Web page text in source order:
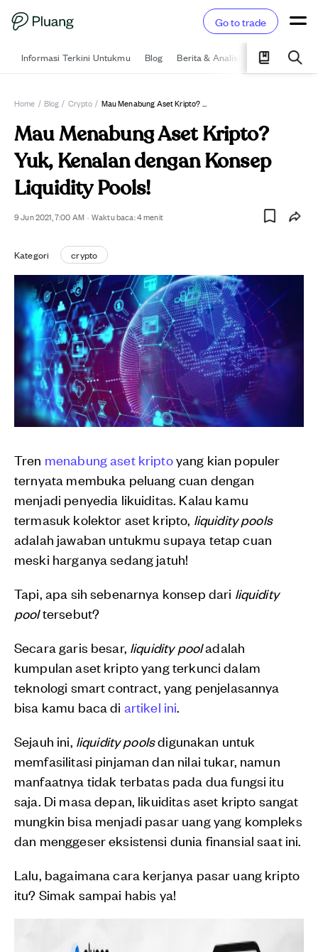
Go to trade
Informasi Terkini Untukmu Blog Berita & Analisis Pelajari
Home / Blog / Crypto / Mau Menabung Aset Kripto? Yuk, Kenalan Dengan Konsep Liquidity Pools!
Mau Menabung Aset Kripto?
Yuk, Kenalan dengan Konsep
Liquidity Pools!
9 Jun 2021, 7:00 AM · Waktu baca:4menit
Kategori crypto
Tren menabung aset kriptoyang kian populer
ternyata membuka peluang cuan dengan
menjadi penyedia likuiditas. Kalau kamu
termasuk kolektor aset kripto, liquidity pools
adalah jawaban untukmu supaya tetap cuan
meski harganya sedang jatuh!
Tapi, apa sih sebenarnya konsep dari liquidity
pooltersebut?
Secara garis besar, liquidity pooladalah
kumpulan aset kripto yang terkunci dalam
teknologi smart contract, yang penjelasannya
bisa kamu baca di artikel ini.
Sejauh ini, liquidity poolsdigunakan untuk
memfasilitasi pinjaman dan nilai tukar, namun
manfaatnya tidak terbatas pada dua fungsi itu
saja. Di masa depan, likuiditas aset kripto sangat
mungkin bisa menjadi pasar uang yang kompleks
dan menggeser eksistensi dunia finansial saat ini.
Lalu, bagaimana cara kerjanya pasar uang kripto
itu? Simak sampai habis ya!